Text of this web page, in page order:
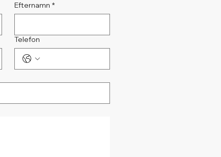
Efternamn *
Telefon